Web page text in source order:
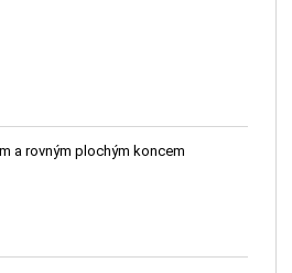
a rovným plochým koncem